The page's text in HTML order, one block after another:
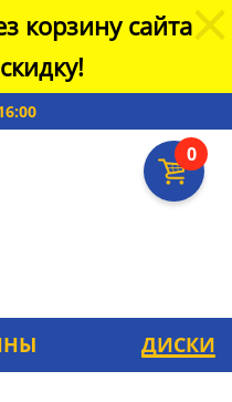
корзину сайта
0
ДИСКИ